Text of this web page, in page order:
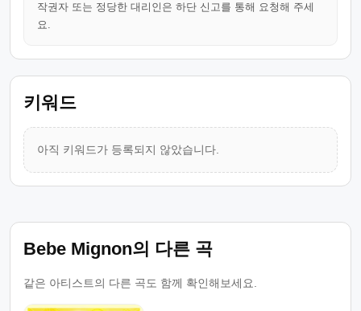
작권자 또는 정당한 대리인은 하단 신고를 통해 요청해 주세
요.
키워드
아직 키워드가 등록되지 않았습니다.
Bebe Mignon의 다른 곡
같은 아티스트의 다른 곡도 함께 확인해보세요.